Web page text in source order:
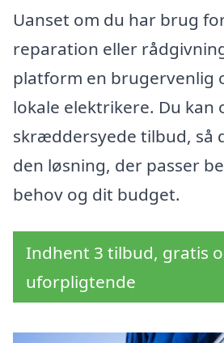
Uanset om du har brug
reparation eller
platform en brugervenlig
lokale elektrikere. Du kan
skræddersyede tilbud, så
den løsning, der passer
behov og dit budget.
Indhent 3 tilbud, gratis
uforpligtende